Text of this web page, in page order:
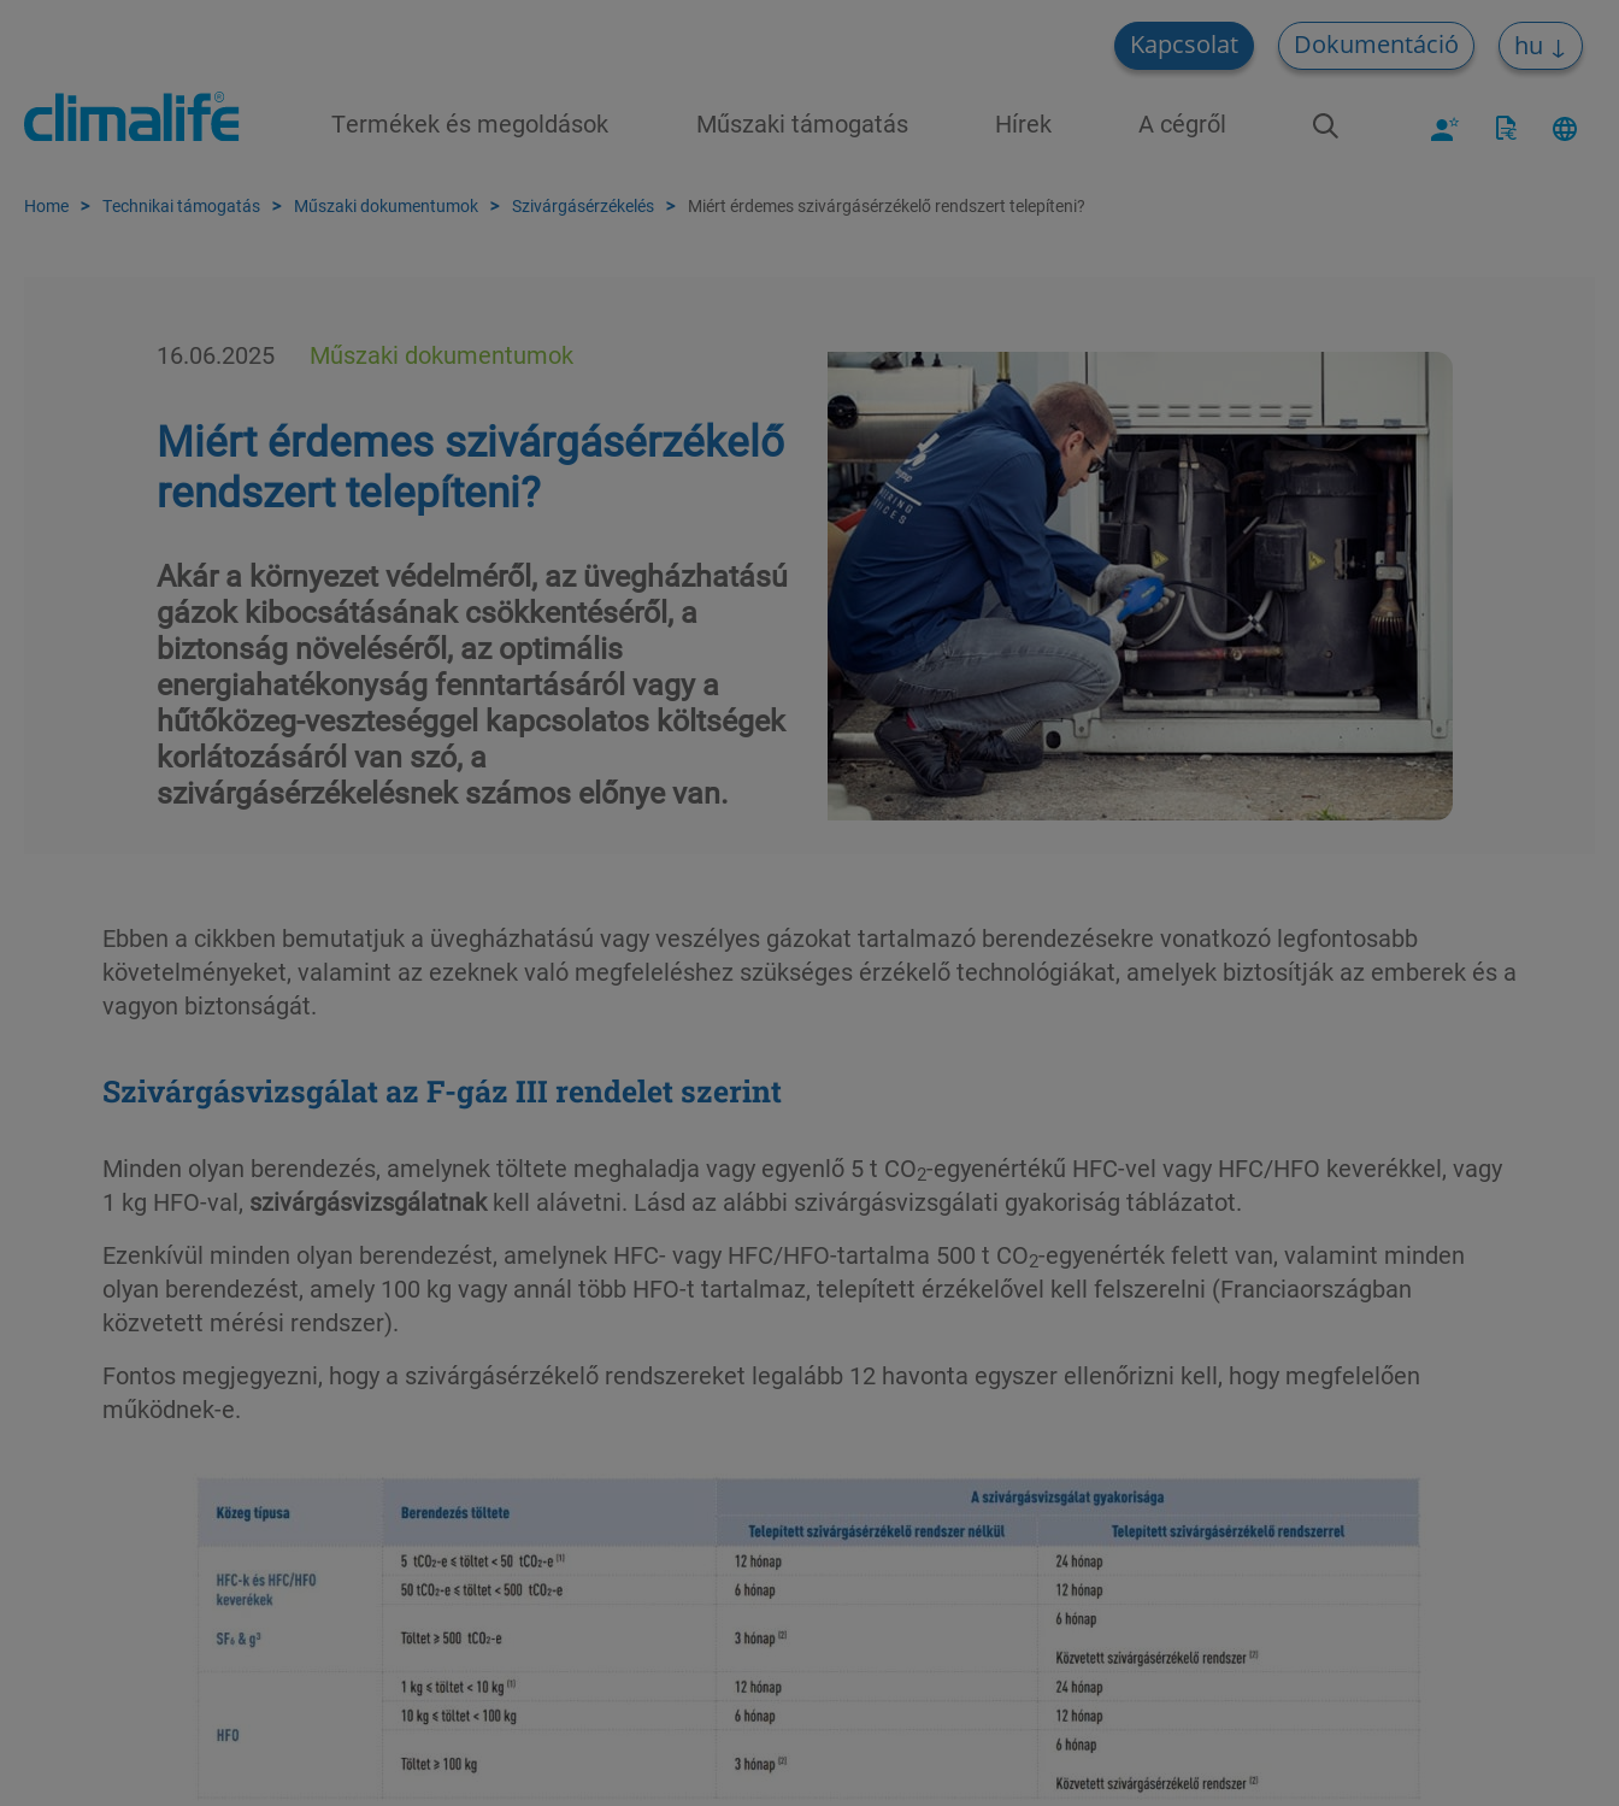
Kapcsolat Dokumentáció hu
Termékek és megoldások Műszaki támogatás Hírek A cégről
Home Technikai támogatás Műszaki dokumentumok Szivárgásérzékelés Miért érdemes szivárgásérzékelő rendszert telepíteni?
16.06.2025 Műszaki dokumentumok
Miért érdemes szivárgásérzékelő
rendszert telepíteni?
Akár a környezet védelméről, az üvegházhatású
gázok kibocsátásának csökkentéséről, a
biztonság növeléséről, az optimális
energiahatékonyság fenntartásáról vagy a
hűtőközeg-veszteséggel kapcsolatos költségek
korlátozásáról van szó, a
szivárgásérzékelésnek számos előnye van.
Ebben a cikkben bemutatjuk a üvegházhatású vagy veszélyes gázokat tartalmazó berendezésekre vonatkozó legfontosabb
követelményeket, valamint az ezeknek való megfeleléshez szükséges érzékelő technológiákat, amelyek biztosítják az emberek és a
vagyon biztonságát.
Szivárgásvizsgálat az F-gáz III rendelet szerint
Minden olyan berendezés, amelynek töltete meghaladja vagy egyenlő 5 t CO2-egyenértékű HFC-vel vagy HFC/HFO keverékkel, vagy
1 kg HFO-val, szivárgásvizsgálatnakkell alávetni. Lásd az alábbi szivárgásvizsgálati gyakoriság táblázatot.
Ezenkívül minden olyan berendezést, amelynek HFC- vagy HFC/HFO-tartalma 500 t CO2-egyenérték felett van, valamint minden
olyan berendezést, amely 100 kg vagy annál több HFO-t tartalmaz, telepített érzékelővel kell felszerelni (Franciaországban
közvetett mérési rendszer).
Fontos megjegyezni, hogy a szivárgásérzékelő rendszereket legalább 12 havonta egyszer ellenőrizni kell, hogy megfelelően
működnek-e.